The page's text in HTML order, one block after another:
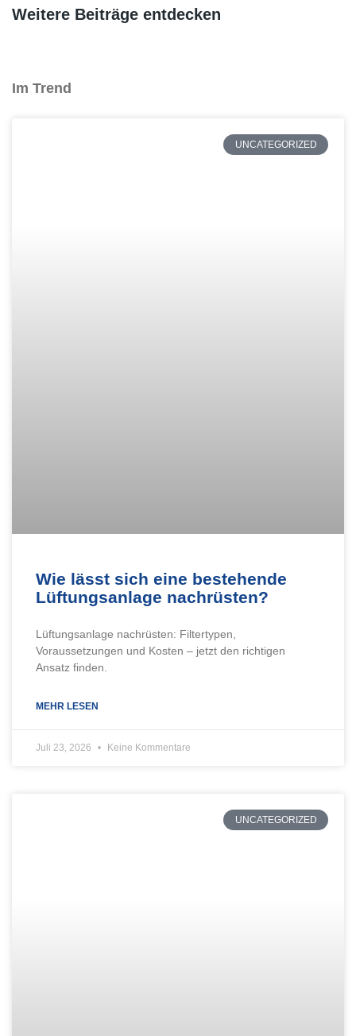
Weitere Beiträge entdecken
Im Trend
UNCATEGORIZED
Wie lässt sich eine bestehende
Lüftungsanlage nachrüsten?
Lüftungsanlage nachrüsten: Filtertypen,
Voraussetzungen und Kosten – jetzt den richtigen
Ansatz finden.
MEHR LESEN
Juli 23, 2026 Keine Kommentare
UNCATEGORIZED